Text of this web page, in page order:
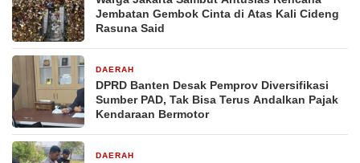
Jembatan Gembok Cinta di Atas Kali Cideng
Rasuna Said
DAERAH
DPRD Banten Desak Pemprov Diversifikasi
Sumber PAD, Tak Bisa Terus Andalkan Pajak
Kendaraan Bermotor
DAERAH